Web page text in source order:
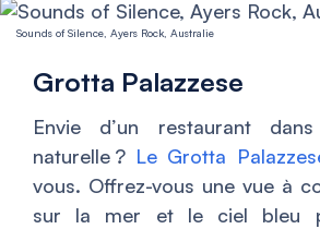
Sounds of Silence, Ayers Rock, Australie
Grotta Palazzese
Envie d’un restaurant
naturelle ? Le Grotta
vous. Offrez-vous une vue à
sur la mer et le ciel bleu